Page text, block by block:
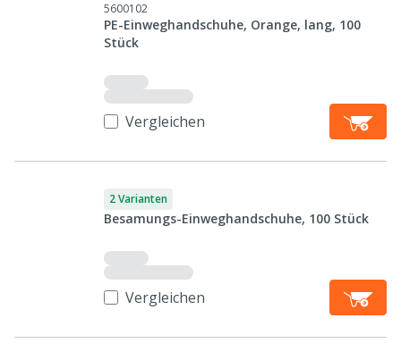
5600102
PE-Einweghandschuhe, Orange, lang, 100
Stück
Vergleichen
2 Varianten
Besamungs-Einweghandschuhe, 100 Stück
Vergleichen